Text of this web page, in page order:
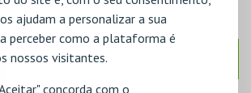
ajudam a personalizar a sua
perceber como a plataforma é
nossos visitantes.
concorda com o